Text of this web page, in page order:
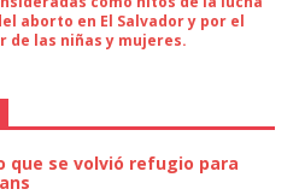
aborto en El Salvador y por el
de las niñas y mujeres.
que se volvió refugio para